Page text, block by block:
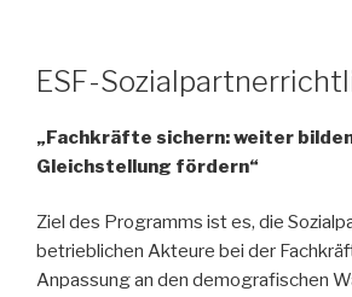
ESF-
„Fachkräfte sichern: weiter
Gleichstellung fördern“
Ziel des Programms ist es, die
betrieblichen Akteure bei der
Anpassung an den demografischen